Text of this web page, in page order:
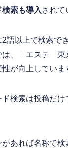
索も導入されて
語以上で検索で
は、「エステ 東
が向上していま
検索は投稿だ
あれば名称で検